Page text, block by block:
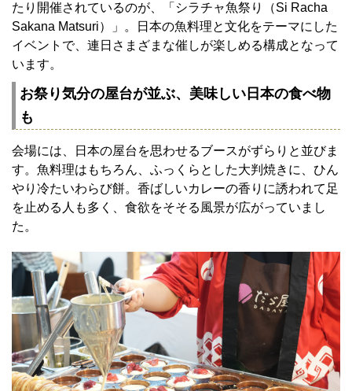
たり開催されているのが、「シラチャ魚祭り（Si Racha
Sakana Matsuri）」。日本の魚料理と文化をテーマにした
イベントで、連日さまざまな催しが楽しめる構成となって
います。
お祭り気分の屋台が並ぶ、美味しい日本の食べ物
も
会場には、日本の屋台を思わせるブースがずらりと並びま
す。魚料理はもちろん、ふっくらとした大判焼きに、ひん
やり冷たいわらび餅。香ばしいカレーの香りに誘われて足
を止める人も多く、食欲をそそる風景が広がっていまし
た。